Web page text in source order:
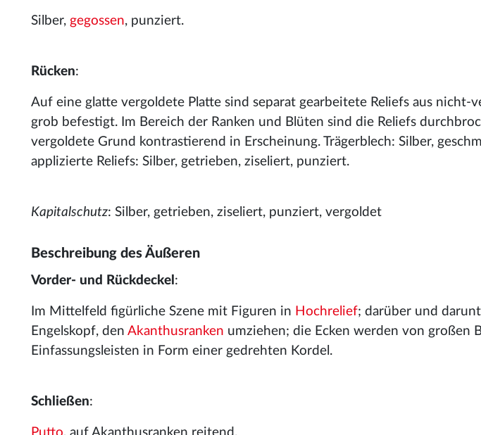
Silber, gegossen, punziert.
Rücken:
Auf eine glatte vergoldete Platte sind separat gearbeitete Reliefs aus
grob befestigt. Im Bereich der Ranken und Blüten sind die Reliefs
vergoldete Grund kontrastierend in Erscheinung. Trägerblech: Silber,
applizierte Reliefs: Silber, getrieben, ziseliert, punziert.
Kapitalschutz: Silber, getrieben, ziseliert, punziert, vergoldet
Beschreibung des Äußeren
Vorder- und Rückdeckel :
Im Mittelfeld figürliche Szene mit Figuren in Hochrelief; darüber und
Engelskopf, den Akanthusranken umziehen; die Ecken werden von großen
Einfassungsleisten in Form einer gedrehten Kordel.
Schließen: